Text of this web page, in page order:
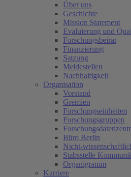
Über uns
Geschichte
Mission Statement
Evaluierung und
Forschungsbeirat
Finanzierung
Satzung
Meldestellen
Nachhaltigkeit
Organisation
Vorstand
Gremien
Forschungseinheiten
Forschungsgruppen
Büro Berlin
Nicht-
Stabsstelle
Organigramm
Karriere